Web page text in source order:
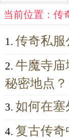
当前位置： 传
1. 传奇私服
2. 牛魔寺庙
秘密地点？
3. 如何在塞
4. 复古传奇